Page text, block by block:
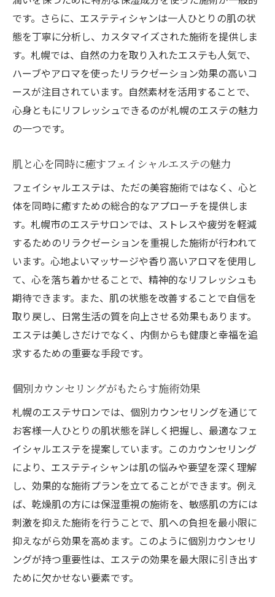
テメニュー
エステで心身のストレスを解消する方法
フェイシャルエステで得られるリフレッシ
ュ効果
札幌のエステで人気のリラクゼーション施
術
エステがもたらす睡眠改善の効果とは
間
札幌の寒さを癒すフェイシャルエステの秘密
寒冷地特有の肌トラブルへの対応策
保湿重視のフェイシャルエステ施術内容
冬の札幌で受けたい特別なエステケア
札幌のエステで使用する保湿成分の特徴
寒さによる肌の乾燥を防ぐエステの役割
札幌で得られる温かいエステ体験
エステティシャンによる丁寧なカウンセリング
で肌状態を改善
は
札幌のエステで受ける個別対応の魅力
カウンセリングがもたらす肌改善の効果
エステティシャンが教えるホームケアのポ
イント
札幌でのエステカウンセリング体験談
エステ前後のケアで効果を最大化
札幌で心地よい時間を過ごすフェイシャルエス
テの選び方
エステサロン選びで重視すべきポイント
です。さらに、エステティシャンは一人ひとりの肌の状
態を丁寧に分析し、カスタマイズされた施術を提供しま
す。札幌では、自然の力を取り入れたエステも人気で、
ハーブやアロマを使ったリラクゼーション効果の高いコ
ースが注目されています。自然素材を活用することで、
心身ともにリフレッシュできるのが札幌のエステの魅力
の一つです。
肌と心を同時に癒すフェイシャルエステの魅力
フェイシャルエステは、ただの美容施術ではなく、心と
体を同時に癒すための総合的なアプローチを提供しま
す。札幌市のエステサロンでは、ストレスや疲労を軽減
するためのリラクゼーションを重視した施術が行われて
います。心地よいマッサージや香り高いアロマを使用し
て、心を落ち着かせることで、精神的なリフレッシュも
期待できます。また、肌の状態を改善することで自信を
取り戻し、日常生活の質を向上させる効果もあります。
エステは美しさだけでなく、内側からも健康と幸福を追
求するための重要な手段です。
個別カウンセリングがもたらす施術効果
札幌のエステサロンでは、個別カウンセリングを通じて
お客様一人ひとりの肌状態を詳しく把握し、最適なフェ
イシャルエステを提案しています。このカウンセリング
により、エステティシャンは肌の悩みや要望を深く理解
し、効果的な施術プランを立てることができます。例え
ば、乾燥肌の方には保湿重視の施術を、敏感肌の方には
刺激を抑えた施術を行うことで、肌への負担を最小限に
抑えながら効果を高めます。このように個別カウンセリ
ングが持つ重要性は、エステの効果を最大限に引き出す
ために欠かせない要素です。